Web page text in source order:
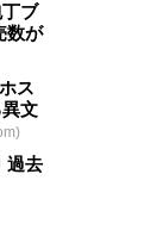
ブ
数が
ス
文
過去